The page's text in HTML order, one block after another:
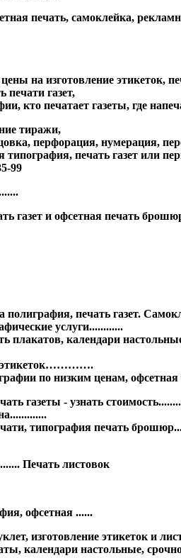
печать, самоклейка,
на изготовление этикеток,
печати газет,
кто печатает газеты, где
тиражи,
перфорация, нумерация,
типография, печать газет или
99
газет и офсетная печать
печать газет.
услуги............
календари
этикеток………….
по низким ценам,
газеты - узнать
типография печать
Печать листовок
офсетная ......
изготовление этикеток и
календари настольные,